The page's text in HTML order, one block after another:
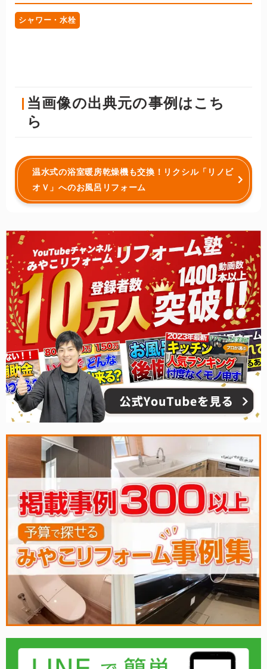
シャワー・水栓
当画像の出典元の事例はこち
ら
温水式の浴室暖房乾燥機も交換！リクシル「リノビ
オＶ」へのお風呂リフォーム